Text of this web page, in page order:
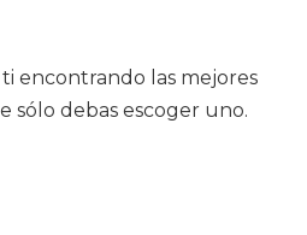
encontrando las mejores
sólo debas escoger uno.